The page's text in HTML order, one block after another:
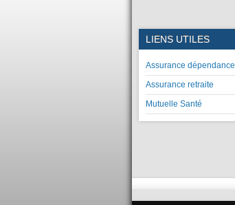
LIENS UTILES
Assurance dépendance
Assurance retraite
Mutuelle Santé